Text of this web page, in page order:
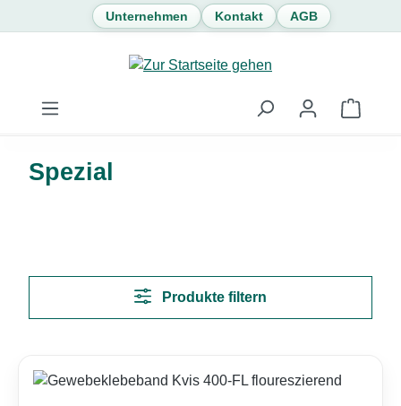
Zum Hauptinhalt springen
Unternehmen Kontakt AGB
Spezial
Produkte filtern